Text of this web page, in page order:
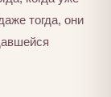
тогда, они